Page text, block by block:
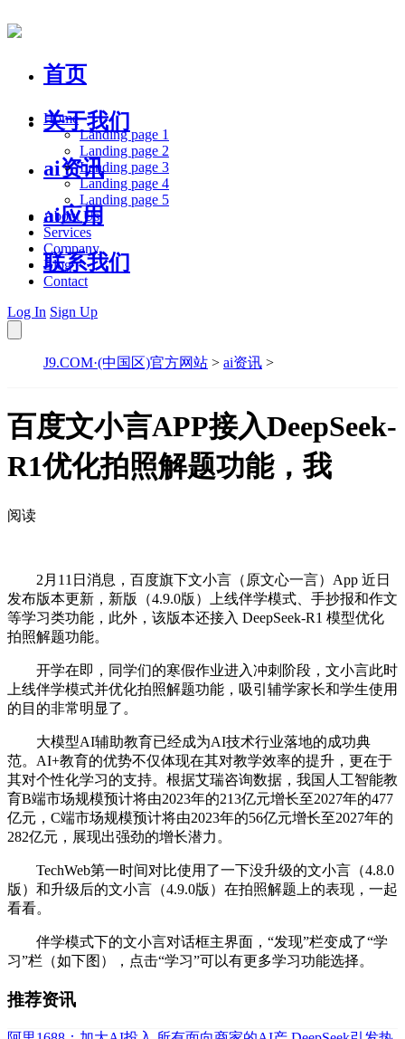
首页
关于我们
ai资讯
ai应用
联系我们
Home
Landing page 1
Landing page 2
Landing page 3
Landing page 4
Landing page 5
About Us
Services
Company
Blog
Contact
Log In Sign Up
J9.COM·(中国区)官方网站 > ai资讯 >
百度文小言APP接入DeepSeek-
R1优化拍照解题功能，我
阅读
2月11日消息，百度旗下文小言（原文心一言）App 近日
发布版本更新，新版（4.9.0版）上线伴学模式、手抄报和作文
等学习类功能，此外，该版本还接入 DeepSeek-R1 模型优化
拍照解题功能。
开学在即，同学们的寒假作业进入冲刺阶段，文小言此时
上线伴学模式并优化拍照解题功能，吸引辅学家长和学生使用
的目的非常明显了。
大模型AI辅助教育已经成为AI技术行业落地的成功典
范。AI+教育的优势不仅体现在其对教学效率的提升，更在于
其对个性化学习的支持。根据艾瑞咨询数据，我国人工智能教
育B端市场规模预计将由2023年的213亿元增长至2027年的477
亿元，C端市场规模预计将由2023年的56亿元增长至2027年的
282亿元，展现出强劲的增长潜力。
TechWeb第一时间对比使用了一下没升级的文小言（4.8.0
版）和升级后的文小言（4.9.0版）在拍照解题上的表现，一起
看看。
伴学模式下的文小言对话框主界面，“发现”栏变成了“学
习”栏（如下图），点击“学习”可以有更多学习功能选择。
推荐资讯